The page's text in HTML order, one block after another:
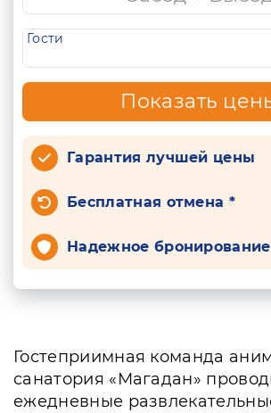
Гости
Показать
Гарантия лучшей цены
Бесплатная отмена *
Надежное бронирование
Гостеприимная команда
санатория «Магадан»
ежедневные